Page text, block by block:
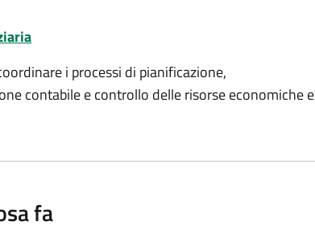
i processi di pianificazione,
contabile e controllo delle risorse economiche e
fa